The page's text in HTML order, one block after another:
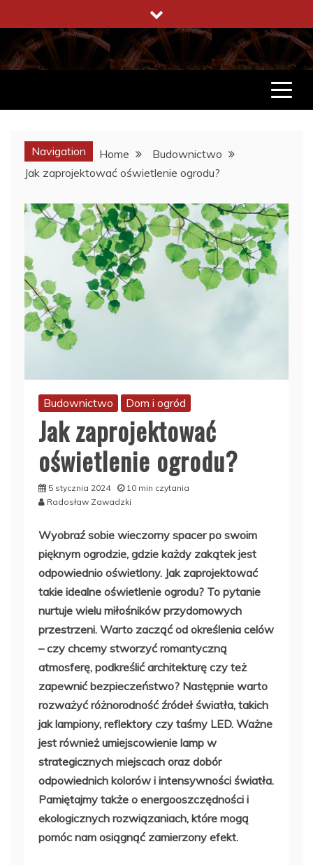
to
content
ENCYKLOPEDIA ŻYCIA
CO WARTO W ŻYCIU WIEDZIEĆ
Navigation Home
Budownictwo
Jak zaprojektować oświetlenie ogrodu?
Budownictwo Dom i ogród
Jak zaprojektować
oświetlenie ogrodu?
5 stycznia 2024
10 min czytania
Radosław Zawadzki
Wyobraź sobie wieczorny spacer po swoim
pięknym ogrodzie, gdzie każdy zakątek jest
odpowiednio oświetlony. Jak zaprojektować
takie idealne oświetlenie ogrodu? To pytanie
nurtuje wielu miłośników przydomowych
przestrzeni. Warto zacząć od określenia celów
– czy chcemy stworzyć romantyczną
atmosferę, podkreślić architekturę czy też
zapewnić bezpieczeństwo? Następnie warto
rozważyć różnorodność źródeł światła, takich
jak lampiony, reflektory czy taśmy LED. Ważne
jest również umiejscowienie lamp w
strategicznych miejscach oraz dobór
odpowiednich kolorów i intensywności światła.
Pamiętajmy także o energooszczędności i
ekologicznych rozwiązaniach, które mogą
pomóc nam osiągnąć zamierzony efekt.